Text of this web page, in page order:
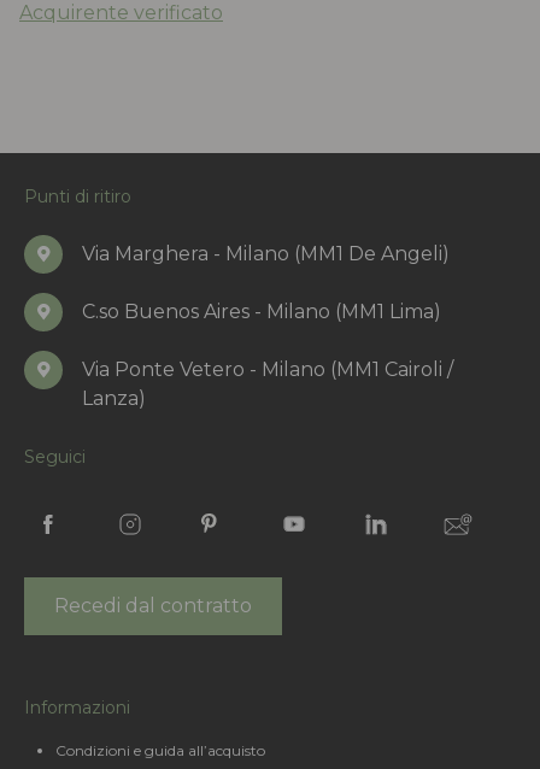
Acquirente verificato
Punti di ritiro
Via Marghera - Milano (MM1 De Angeli)
C.so Buenos Aires - Milano (MM1 Lima)
Via Ponte Vetero - Milano (MM1 Cairoli /
Lanza)
Seguici
Recedi dal contratto
Informazioni
Condizioni e guida all’acquisto